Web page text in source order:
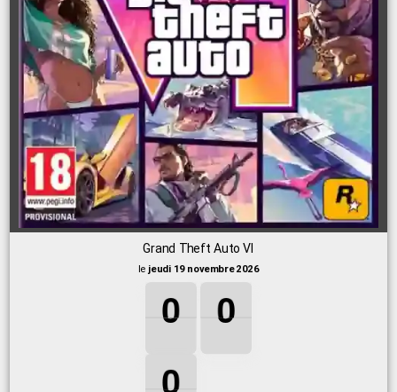
Grand Theft Auto VI
le jeudi 19 novembre 2026
0
1
0
1 0
0
0
0
0
0
0